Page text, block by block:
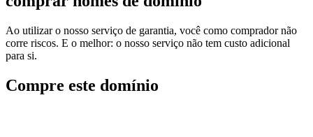
Ao utilizar o nosso serviço de garantia, você como comprador não
corre riscos. E o melhor: o nosso serviço não tem custo adicional
para si.
Compre este domínio